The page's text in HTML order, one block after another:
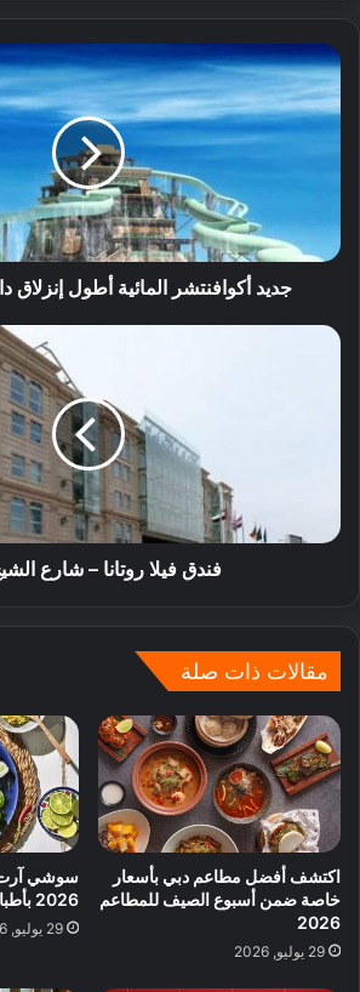
جديد أكوافنتشر المائية أطول إنزلاق
فندق فيلا روتانا – شارع
مقالات ذات صلة
اكتشف أفضل مطاعم دبي بأسعار
خاصة ضمن أسبوع الصيف للمطاعم
2026
29 يوليو, 2026
سوشي
2026 بأطباق طازجة مميزة
29 يوليو, 2026